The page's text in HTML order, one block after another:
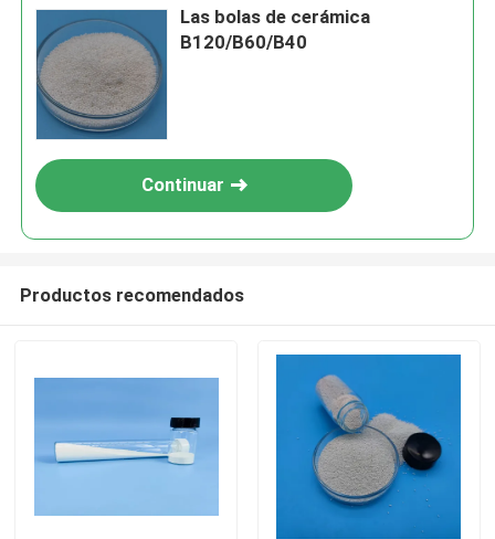
Las bolas de cerámica
B120/B60/B40
Continuar
Productos recomendados